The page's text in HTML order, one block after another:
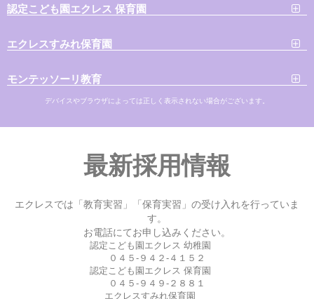
認定こども園エクレス 保育園
エクレスすみれ保育園
モンテッソーリ教育
デバイスやブラウザによっては正しく表示されない場合がございます。
最新採用情報
エクレスでは「教育実習」「保育実習」の受け入れを行っていま
す。
お電話にてお申し込みください。
認定こども園エクレス 幼稚園
０４５-９４２-４１５２
認定こども園エクレス 保育園
０４５-９４９-２８８１
エクレスすみれ保育園